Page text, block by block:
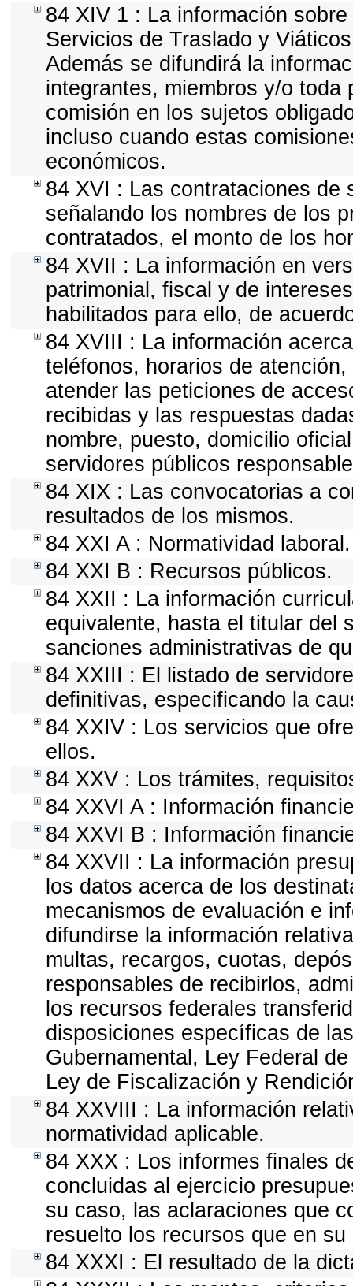
84 XIV 1 : La información
Servicios de Traslado y
Además se difundirá la
integrantes, miembros y/o toda
comisión en los sujetos
incluso cuando estas
económicos.
84 XVI : Las contrataciones de
señalando los nombres de los
contratados, el monto de los
84 XVII : La información en
patrimonial, fiscal y de
habilitados para ello, de
84 XVIII : La información
teléfonos, horarios de
atender las peticiones de
recibidas y las respuestas
nombre, puesto, domicilio
servidores públicos
84 XIX : Las convocatorias a
resultados de los mismos.
84 XXI A : Normatividad laboral.
84 XXI B : Recursos públicos.
84 XXII : La información
equivalente, hasta el titular del
sanciones administrativas de
84 XXIII : El listado de
definitivas, especificando la
84 XXIV : Los servicios que
ellos.
84 XXV : Los trámites,
84 XXVI A : Información
84 XXVI B : Información
84 XXVII : La información
los datos acerca de los
mecanismos de evaluación e
difundirse la información
multas, recargos, cuotas,
responsables de recibirlos,
los recursos federales
disposiciones específicas de
Gubernamental, Ley Federal
Ley de Fiscalización y
84 XXVIII : La información
normatividad aplicable.
84 XXX : Los informes finales
concluidas al ejercicio
su caso, las aclaraciones que
resuelto los recursos que en
84 XXXI : El resultado de la